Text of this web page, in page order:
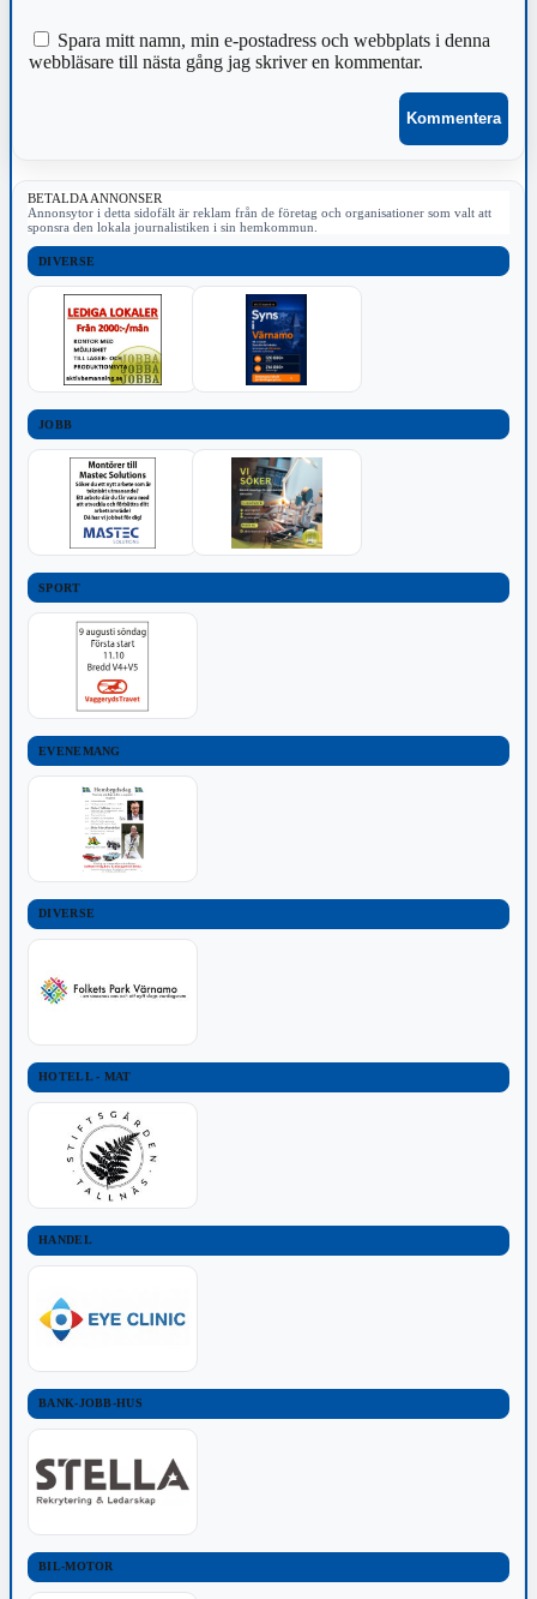
Spara mitt namn, min e-postadress och webbplats i denna
webbläsare till nästa gång jag skriver en kommentar.
BETALDA ANNONSER
Annonsytor i detta sidofält är reklam från de företag och organisationer som valt att
sponsra den lokala journalistiken i sin hemkommun.
DIVERSE
JOBB
SPORT
EVENEMANG
DIVERSE
HOTELL - MAT
HANDEL
BANK-JOBB-HUS
BIL-MOTOR